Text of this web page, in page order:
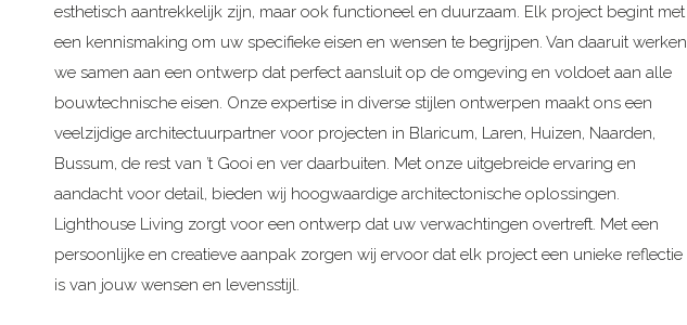
esthetisch aantrekkelijk zijn, maar ook functioneel en duurzaam. Elk project begint met
een kennismaking om uw specifieke eisen en wensen te begrijpen. Van daaruit werken
we samen aan een ontwerp dat perfect aansluit op de omgeving en voldoet aan alle
bouwtechnische eisen. Onze expertise in diverse stijlen ontwerpen maakt ons een
veelzijdige architectuurpartner voor projecten in Blaricum, Laren, Huizen, Naarden,
Bussum, de rest van ’t Gooi en ver daarbuiten. Met onze uitgebreide ervaring en
aandacht voor detail, bieden wij hoogwaardige architectonische oplossingen.
Lighthouse Living zorgt voor een ontwerp dat uw verwachtingen overtreft. Met een
persoonlijke en creatieve aanpak zorgen wij ervoor dat elk project een unieke reflectie
is van jouw wensen en levensstijl.